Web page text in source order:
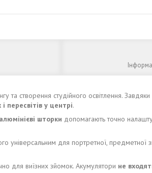
та створення студійного освітлення. Завдяки
пересвітів у центрі.
шторки допомагають точно
універсальним для портретної, предметної
для виїзних зйомок. Акумулятори не